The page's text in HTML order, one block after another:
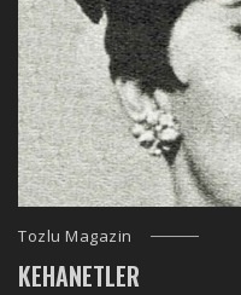
Tozlu Magazin
KEHANETLER